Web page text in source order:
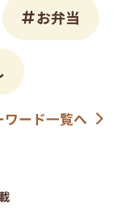
お弁当
ワード一覧へ